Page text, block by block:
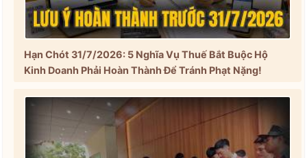
Hạn Chót 31/7/2026: 5 Nghĩa Vụ Thuế Bắt Buộc Hộ
Kinh Doanh Phải Hoàn Thành Để Tránh Phạt Nặng!